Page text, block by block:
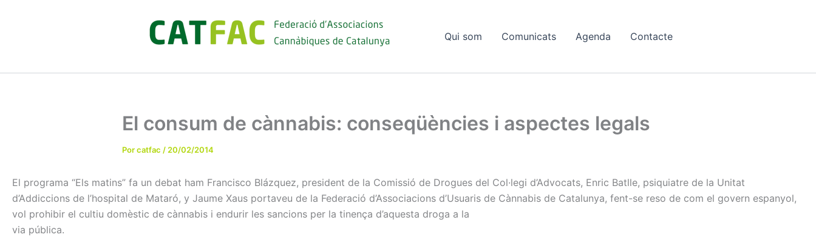
Qui som Comunicats Agenda Contacte
El consum de cànnabis: conseqüències i aspectes legals
Porcatfac / 20/02/2014
El programa “Els matins” fa un debat ham Francisco Blázquez, president de la Comissió de Drogues del Col·legi d’Advocats, Enric Batlle, psiquiatre de la Unitat
d’Addiccions de l’hospital de Mataró, y Jaume Xaus portaveu de la Federació d’Associacions d’Usuaris de Cànnabis de Catalunya, fent-se reso de com el govern espanyol,
vol prohibir el cultiu domèstic de cànnabis i endurir les sancions per la tinença d’aquesta droga a la
via pública.